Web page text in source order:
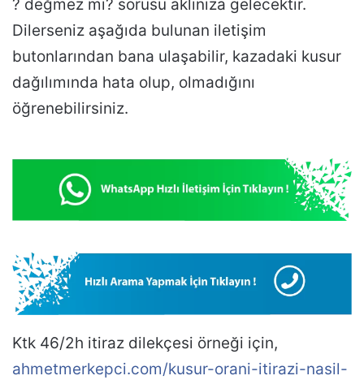
? değmez mi? sorusu aklınıza gelecektir.
Dilerseniz aşağıda bulunan iletişim
butonlarından bana ulaşabilir, kazadaki kusur
dağılımında hata olup, olmadığını
öğrenebilirsiniz.
Ktk 46/2h itiraz dilekçesi örneği için,
ahmetmerkepci.com/kusur-orani-itirazi-nasil-